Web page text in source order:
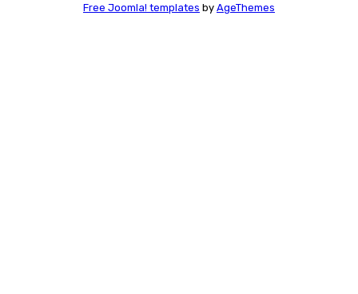
Free Joomla! templates by AgeThemes